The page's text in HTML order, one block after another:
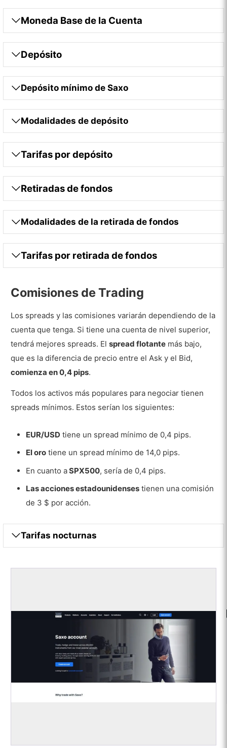
Moneda Base de la Cuenta
Depósito
Depósito mínimo de Saxo
Modalidades de depósito
Tarifas por depósito
Retiradas de fondos
Modalidades de la retirada de fondos
Tarifas por retirada de fondos
Comisiones de Trading
Los spreads y las comisiones variarán dependiendo de la
cuenta que tenga. Si tiene una cuenta de nivel superior,
tendrá mejores spreads. Elspread flotante más bajo,
que es la diferencia de precio entre el Ask y el Bid,
comienza en 0,4 pips.
Todos los activos más populares para negociar tienen
spreads mínimos. Estos serían los siguientes:
EUR/USD tiene un spread mínimo de 0,4 pips.
El oro tiene un spread mínimo de 14,0 pips.
En cuanto aSPX500, sería de 0,4 pips.
Las acciones estadounidenses tienen una comisión
de 3 $ por acción.
Tarifas nocturnas